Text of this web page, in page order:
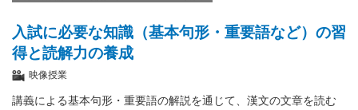
入試に必要な知識（基本句形・重要語など）の習
得と読解力の養成
映像授業
講義による基本句形・重要語の解説を通じて、漢文の文章を読む